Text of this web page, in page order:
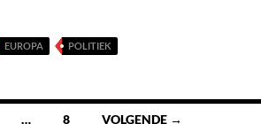
EUROPA POLITIEK
… 8 VOLGENDE →